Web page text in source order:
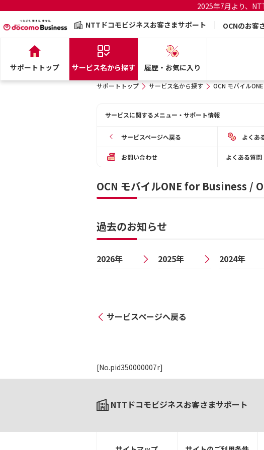
2025年7月より、
NTTドコモビジネスお客さまサポート
OCNのお客
サポートトップ サービス名から探す 履歴・お気に入り
サポートトップ サービス名から探す OCN モバイル
サービスに関するメニュー・サポート情報
サービスページへ戻る よくあ
お問い合わせ よくある質問
OCN モバイルONE for Business /
過去のお知らせ
2026年 2025年 2024年
サービスページへ戻る
[No.pid350000007r]
NTTドコモビジネスお客さまサポート